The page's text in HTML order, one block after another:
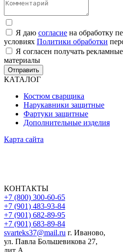
Я даю согласие на обработку
условиях Политики обработки
Я согласен получать
материалы
Отправить
КАТАЛОГ
Костюм сварщика
Нарукавники защитные
Фартуки защитные
Дополнительные изделия
Карта сайта
КОНТАКТЫ
+7 (800) 300-60-65
+7 (901) 483-93-84
+7 (901) 682-89-95
+7 (901) 683-89-84
svarteks37@mail.ru г. Иваново,
ул. Павла Большевикова 27,